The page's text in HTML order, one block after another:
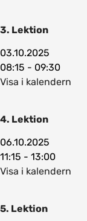
3. Lektion
03.10.2025
08:15 - 09:30
Visa i kalendern
4. Lektion
06.10.2025
11:15 - 13:00
Visa i kalendern
5. Lektion